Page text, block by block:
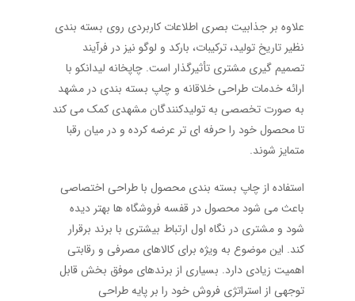
علاوه بر جذابیت بصری اطلاعات کاربردی روی بسته بندی
نظیر تاریخ تولید، ترکیبات، بارکد و لوگو نیز در فرآیند
تصمیم گیری مشتری تأثیرگذار است. چاپخانه لیدانکو با
ارائه خدمات طراحی خلاقانه و چاپ بسته بندی در مشهد
به صورت تخصصی به تولیدکنندگان مشهدی کمک می کند
تا محصول خود را حرفه ای تر عرضه کرده و در میان رقبا
متمایز شوند.
استفاده از چاپ بسته بندی محصول با طراحی اختصاصی
باعث می شود محصول در قفسه فروشگاه ها بهتر دیده
شود و مشتری در نگاه اول ارتباط بیشتری با برند برقرار
کند. این موضوع به ویژه برای کالاهای مصرفی و رقابتی
اهمیت زیادی دارد. بسیاری از برندهای موفق بخش قابل
توجهی از استراتژی فروش خود را بر پایه طراحی